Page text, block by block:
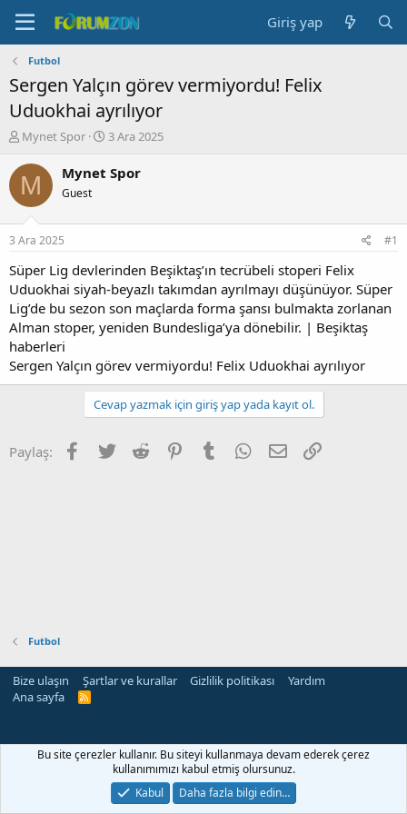
Giriş yap
Futbol
Sergen Yalçın görev vermiyordu! Felix
Uduokhai ayrılıyor
K
n
b
u
u
b
a
ş
l
a
t
a
n
Mynet Spor
B
ş
ç
a
r
i
i
3 Ara 2025
M Mynet Spor
Guest
3 Ara 2025 #1
Süper Lig devlerinden Beşiktaş’ın tecrübeli stoperi Felix
Uduokhai siyah-beyazlı takımdan ayrılmayı düşünüyor. Süper
Lig’de bu sezon son maçlarda forma şansı bulmakta zorlanan
Alman stoper, yeniden Bundesliga’ya dönebilir. | Beşiktaş
haberleri
Sergen Yalçın görev vermiyordu! Felix Uduokhai ayrılıyor
Cevap yazmak için giriş yap yada kayıt ol.
Paylaş: Facebook
Twitter Reddit PinterestTumblr WhatsApp
E-posta
Futbol
Bize ulaşın Şartlar ve kurallar Gizlilik politikası
Yardım
Ana sayfa
R
Bu site çerezler kullanır. Bu siteyi kullanmaya devam ederek çerez
kullanımımızı kabul etmiş olursunuz.
Kabul
Daha fazla bilgi edin…